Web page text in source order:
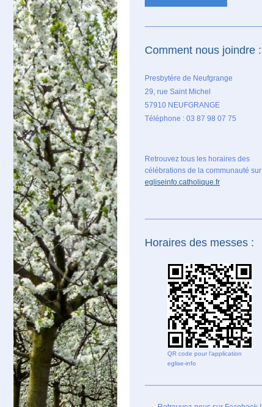
Comment nous joindre :
Presbytère de Neufgrange
29, rue Saint Michel
57910 NEUFGRANGE
Téléphone : 03 87 98 07 75
Retrouvez tous les horaires des
célébrations de la communauté sur
egliseinfo.catholique.fr
Horaires des messes :
QR code pour l'application
eglise-info